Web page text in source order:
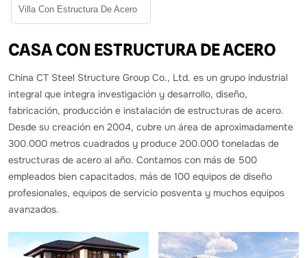
Villa Con Estructura De Acero
CASA CON ESTRUCTURA DE ACERO
China CT Steel Structure Group Co., Ltd. es un grupo industrial
integral que integra investigación y desarrollo, diseño,
fabricación, producción e instalación de estructuras de acero.
Desde su creación en 2004, cubre un área de aproximadamente
300.000 metros cuadrados y produce 200.000 toneladas de
estructuras de acero al año. Contamos con más de 500
empleados bien capacitados, más de 100 equipos de diseño
profesionales, equipos de servicio posventa y muchos equipos
avanzados.